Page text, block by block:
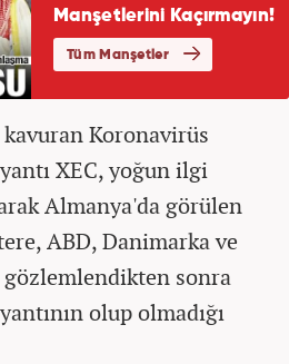
kavuran Koronavirüs
XEC, yoğun ilgi
Almanya'da görülen
ABD, Danimarka ve
sonra
olup olmadığı